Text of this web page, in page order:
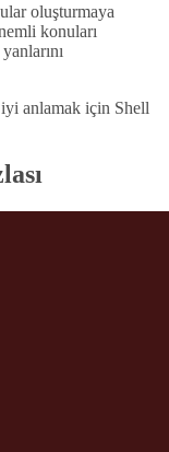
oluşturmaya
konuları
iyi anlamak için Shell